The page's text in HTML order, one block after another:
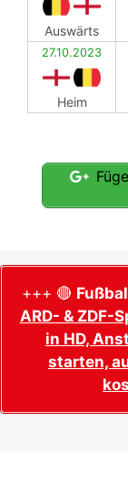
Auswärts
27.10.2023
Heim
+++ 🔴
ARD- & ZDF-
in HD,
starten,